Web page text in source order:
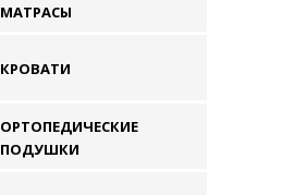
МАТРАСЫ
КРОВАТИ
ОРТОПЕДИЧЕСКИЕ
ПОДУШКИ